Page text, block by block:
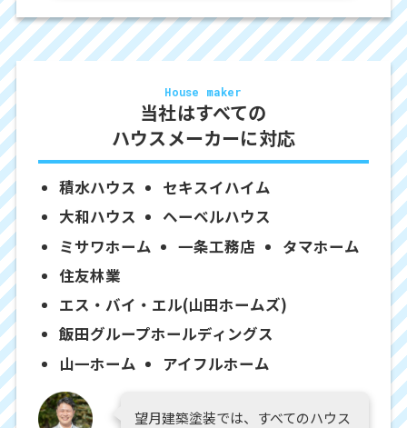
House maker
当社はすべての
ハウスメーカーに対応
積水ハウス
セキスイハイム
大和ハウス
ヘーベルハウス
ミサワホーム
一条工務店
タマホーム
住友林業
エス・バイ・エル(山田ホームズ)
飯田グループホールディングス
山一ホーム
アイフルホーム
望月建築塗装では、すべてのハウス